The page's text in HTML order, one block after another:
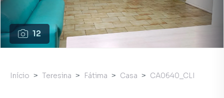
12
Início Teresina Fátima Casa CA0640_CLI